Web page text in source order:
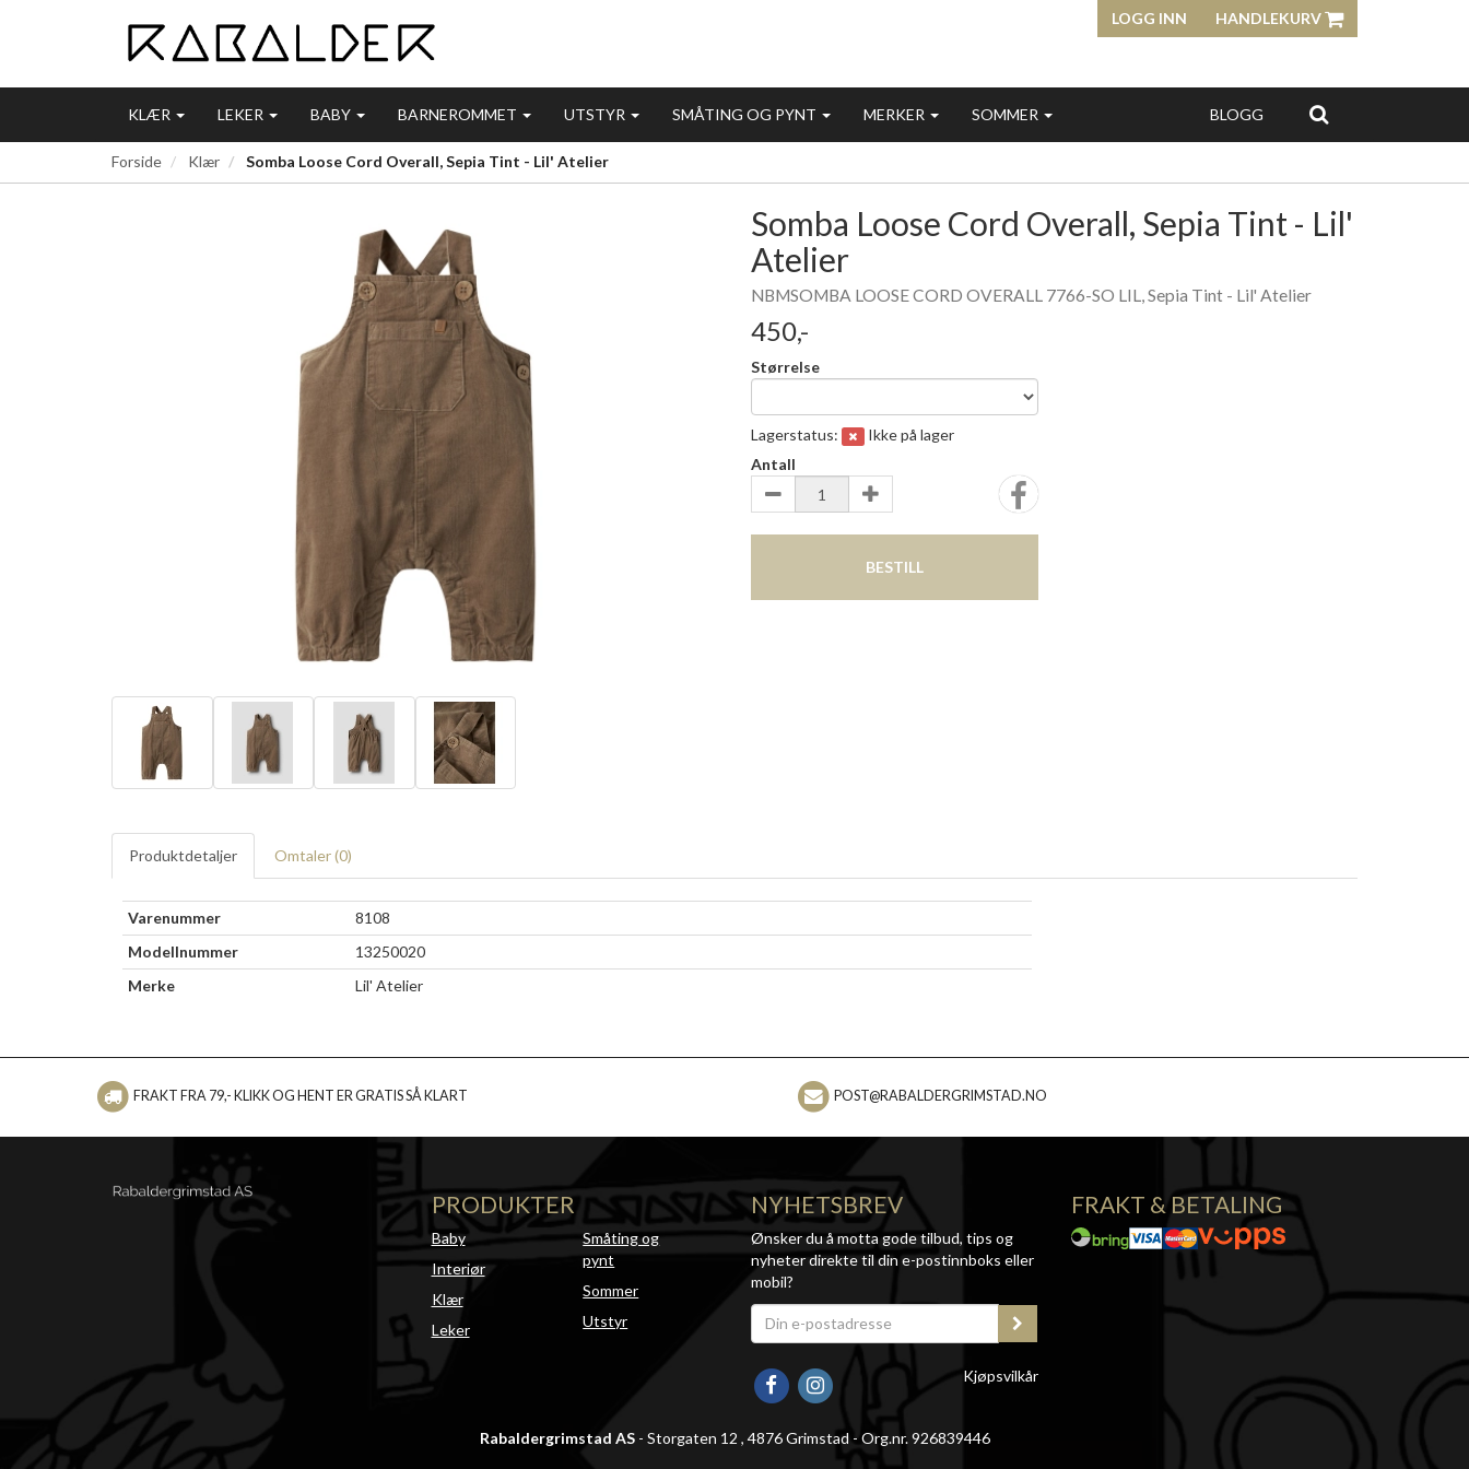
LOGG INN HANDLEKURV
KLÆR LEKER BABY BARNEROMMET UTSTYR SMÅTING OG PYNT MERKER SOMMER BLOGG
Forside Klær Somba Loose Cord Overall, Sepia Tint - Lil' Atelier
Somba Loose Cord Overall, Sepia Tint - Lil'
Atelier
NBMSOMBA LOOSE CORD OVERALL 7766-SO LIL, Sepia Tint - Lil' Atelier
450,-
Størrelse
Lagerstatus:
Ikke på lager
Antall
BESTILL
Produktdetaljer Omtaler (0)
Varenummer
8108
Modellnummer
13250020
Merke
Lil' Atelier
FRAKT FRA 79,- KLIKK OG HENT ER GRATIS SÅ KLART POST@RABALDERGRIMSTAD.NO
PRODUKTER
Baby
Interiør
Klær
Leker
Småting og
pynt
Sommer
Utstyr
NYHETSBREV
Ønsker du å motta gode tilbud, tips og
nyheter direkte til din e-postinnboks eller
mobil?
Kjøpsvilkår
FRAKT & BETALING
Rabaldergrimstad AS- Storgaten 12 , 4876 Grimstad - Org.nr. 926839446